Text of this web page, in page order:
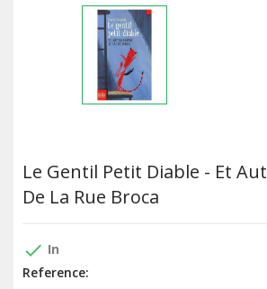
Le Gentil Petit Diable - Et
De La Rue Broca
done In
Reference: